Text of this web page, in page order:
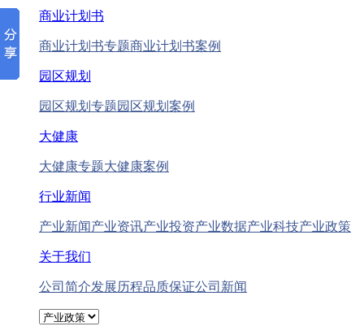
商业计划书
商业计划书专题商业计划书案例
园区规划
园区规划专题园区规划案例
大健康
大健康专题大健康案例
行业新闻
产业新闻产业资讯产业投资产业数据产业科技产业政策
关于我们
公司简介发展历程品质保证公司新闻